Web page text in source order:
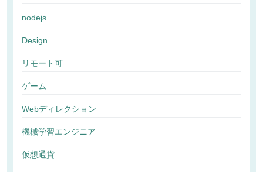
nodejs
Design
リモート可
ゲーム
Webディレクション
機械学習エンジニア
仮想通貨